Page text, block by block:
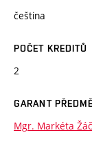
čeština
POČET KREDITŮ
2
GARANT
Mgr. Markéta